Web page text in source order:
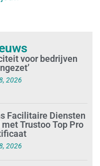
voor bedrijven
2026
Facilitaire Diensten
Trustoo Top Pro
2026